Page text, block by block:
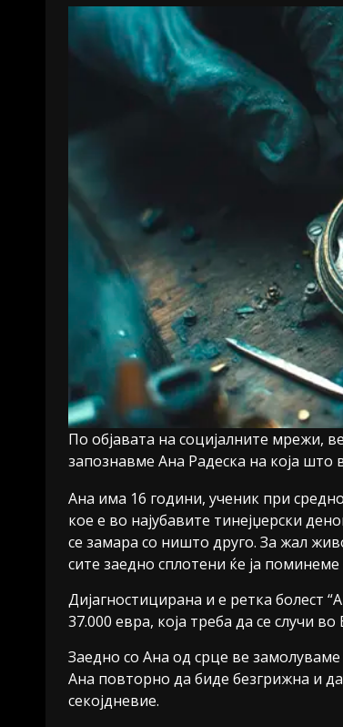
По објавата на социјалните мрежи,
запознавме Ана Радеска на која
Ана има 16 години, ученик при
кое е во најубавите тинејџерски
се замара со ништо друго. За жал
сите заедно сплотени ќе ја
Дијагностицирана и е ретка болест
37.000 евра, која треба да се случи
Заедно со Ана од срце ве
Ана повторно да биде безгрижна и
секојдневие.